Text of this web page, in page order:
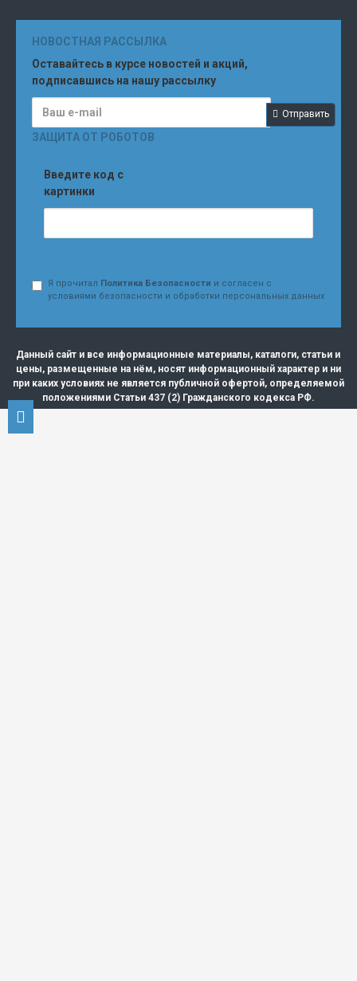
НОВОСТНАЯ РАССЫЛКА
Оставайтесь в курсе новостей и акций,
подписавшись на нашу рассылку
Отправить
ЗАЩИТА ОТ РОБОТОВ
Введите код с
картинки
Я прочитал Политика Безопасности и согласен с
условиями безопасности и обработки персональных данных
Данный сайт и все информационные материалы, каталоги, статьи и
цены, размещенные на нём, носят информационный характер и ни
при каких условиях не является публичной офертой, определяемой
положениями Статьи 437 (2) Гражданского кодекса РФ.